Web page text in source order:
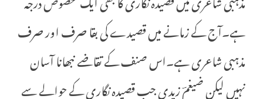
ہے۔آج کے زمانے میں قصیدے کی بقا صرف اور صرف
مذہبی شاعری ہے۔اس صنف کے تقاضے نبھانا آسان
نہیں لیکن ضیغمؔ زیدی جب قصیدہ نگاری کے حوالے سے